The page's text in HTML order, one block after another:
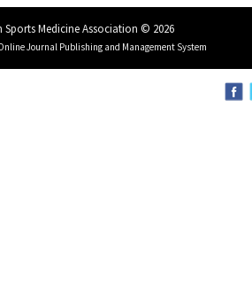
Sports Medicine Association © 2026
Online Journal Publishing and Management System